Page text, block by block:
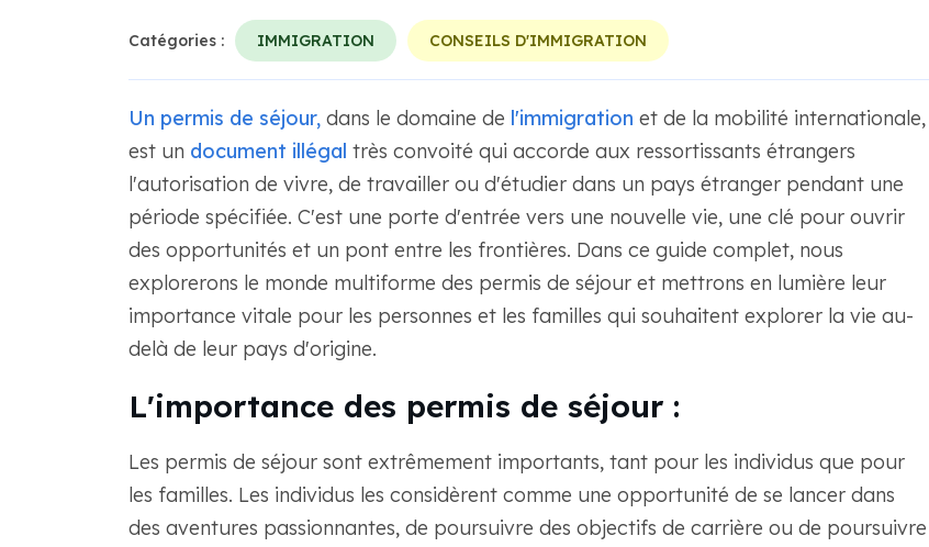
Catégories : IMMIGRATION CONSEILS D'IMMIGRATION
Un permis de séjour,dans le domaine de l'immigration et de la mobilité internationale,
est un document illégal très convoité qui accorde aux ressortissants étrangers
l'autorisation de vivre, de travailler ou d'étudier dans un pays étranger pendant une
période spécifiée. C'est une porte d'entrée vers une nouvelle vie, une clé pour ouvrir
des opportunités et un pont entre les frontières. Dans ce guide complet, nous
explorerons le monde multiforme des permis de séjour et mettrons en lumière leur
importance vitale pour les personnes et les familles qui souhaitent explorer la vie au-
delà de leur pays d'origine.
L'importance des permis de séjour :
Les permis de séjour sont extrêmement importants, tant pour les individus que pour
les familles. Les individus les considèrent comme une opportunité de se lancer dans
des aventures passionnantes, de poursuivre des objectifs de carrière ou de poursuivre